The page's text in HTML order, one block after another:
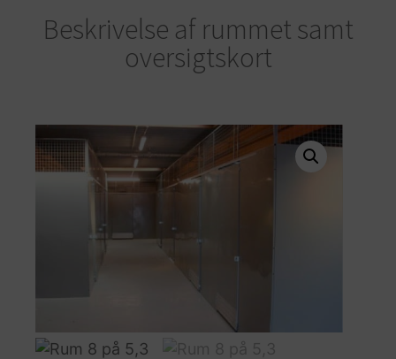
Beskrivelse af rummet samt
oversigtskort